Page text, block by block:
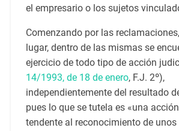
el empresario o los sujetos
Comenzando por las
lugar, dentro de las mismas se
ejercicio de todo tipo de acción
14/1993, de 18 de enero, F.J. 2º),
independientemente del resultado
pues lo que se tutela es «una
tendente al reconocimiento de unos